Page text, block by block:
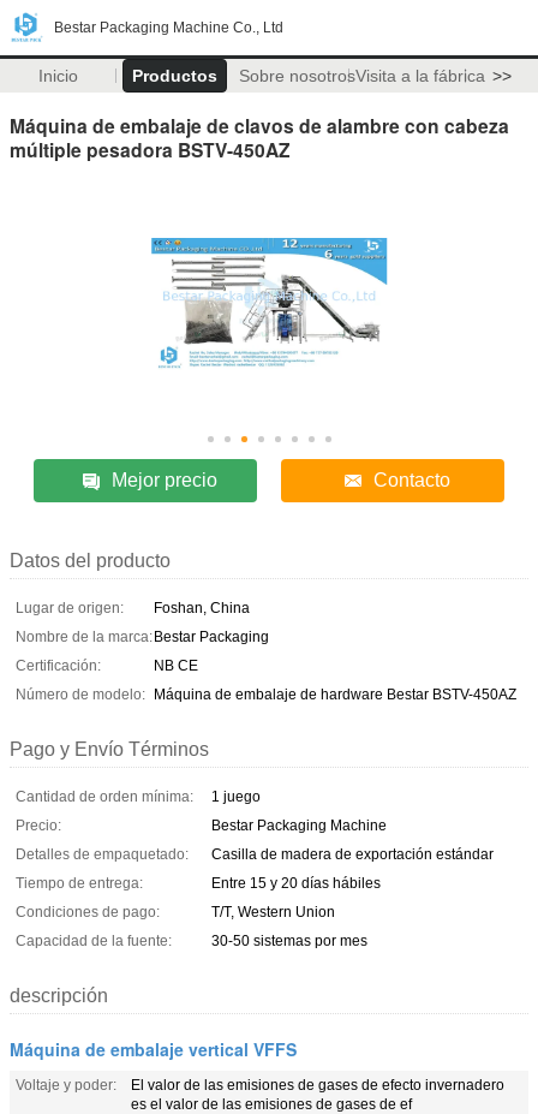
Bestar Packaging Machine Co., Ltd
Inicio Productos Sobre nosotrosVisita a la fábrica >>
Máquina de embalaje de clavos de alambre con cabeza
múltiple pesadora BSTV-450AZ
Mejor precio Contacto
Datos del producto
Lugar de origen:
Foshan, China
Nombre de la marca:Bestar Packaging
Certificación:
NB CE
Número de modelo: Máquina de embalaje de hardware Bestar BSTV-450AZ
Pago y Envío Términos
Cantidad de orden mínima:
1 juego
Precio:
Bestar Packaging Machine
Detalles de empaquetado:
Casilla de madera de exportación estándar
Tiempo de entrega:
Entre 15 y 20 días hábiles
Condiciones de pago:
T/T, Western Union
Capacidad de la fuente:
30-50 sistemas por mes
descripción
Máquina de embalaje vertical VFFS
Voltaje y poder:
El valor de las emisiones de gases de efecto invernadero
es el valor de las emisiones de gases de ef